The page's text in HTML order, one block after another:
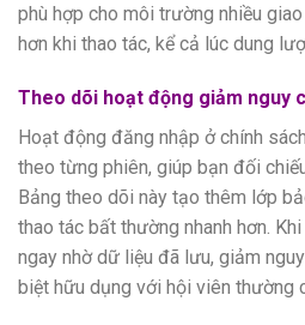
phù hợp cho môi trường nhiều
hơn khi thao tác, kể cả lúc dung
Theo dõi hoạt động giảm nguy
Hoạt động đăng nhập ở chính
theo từng phiên, giúp bạn đối
Bảng theo dõi này tạo thêm lớp
thao tác bất thường nhanh hơn.
ngay nhờ dữ liệu đã lưu, giảm
biệt hữu dụng với hội viên thường